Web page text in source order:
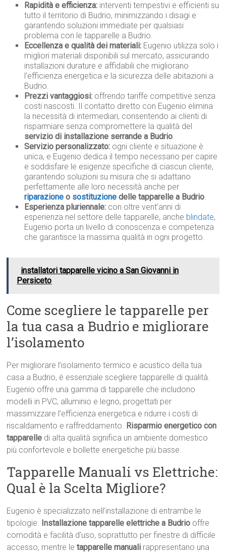
Rapidità e efficienza: interventi tempestivi e efficienti su
tutto il territorio di Budrio, minimizzando i disagi e
garantendo soluzioni immediate per qualsiasi
problema con le tapparelle a Budrio.
Eccellenza e qualità dei materiali: Eugenio utilizza solo i
migliori materiali disponibili sul mercato, assicurando
installazioni durature e affidabili che migliorano
l’efficienza energetica e la sicurezza delle abitazioni a
Budrio.
Prezzi vantaggiosi: offrendo tariffe competitive senza
costi nascosti. Il contatto diretto con Eugenio elimina
la necessità di intermediari, consentendo ai clienti di
risparmiare senza compromettere la qualità del
servizio di installazione serrande a Budrio.
Servizio personalizzato: ogni cliente e situazione è
unica, e Eugenio dedica il tempo necessario per capire
e soddisfare le esigenze specifiche di ciascun cliente,
garantendo soluzioni su misura che si adattano
perfettamente alle loro necessità anche per
riparazione o sostituzione delle tapparelle a Budrio.
Esperienza pluriennale: con oltre vent’anni di
esperienza nel settore delle tapparelle, anche blindate,
Eugenio porta un livello di conoscenza e competenza
che garantisce la massima qualità in ogni progetto.
installatori tapparelle vicino a San Giovanni in
Persiceto
Come scegliere le tapparelle per
la tua casa a Budrio e migliorare
l’isolamento
Per migliorare l’isolamento termico e acustico della tua
casa a Budrio, è essenziale scegliere tapparelle di qualità.
Eugenio offre una gamma di tapparelle che includono
modelli in PVC, alluminio e legno, progettati per
massimizzare l’efficienza energetica e ridurre i costi di
riscaldamento e raffreddamento. Risparmio energetico con
tapparelle di alta qualità significa un ambiente domestico
più confortevole e bollette energetiche più basse.
Tapparelle Manuali vs Elettriche:
Qual è la Scelta Migliore?
Eugenio è specializzato nell’installazione di entrambe le
tipologie. Installazione tapparelle elettriche a Budrio offre
comodità e facilità d’uso, soprattutto per finestre di difficile
accesso, mentre letapparelle manuali rappresentano una